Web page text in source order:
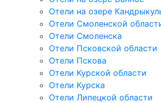
Отели на озере
Отели Смоленской
Отели Смоленска
Отели Псковской области
Отели Пскова
Отели Курской области
Отели Курска
Отели Липецкой области